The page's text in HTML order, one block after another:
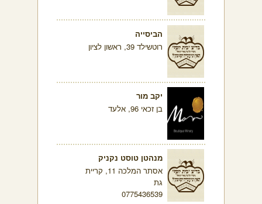
הביסייה
רוטשילד 39, ראשון לציון
יקב מור
בן זכאי 96, אלעד
מנהטן טוסט נקניק
אסתר המלכה 11, קריית
גת
0775436539